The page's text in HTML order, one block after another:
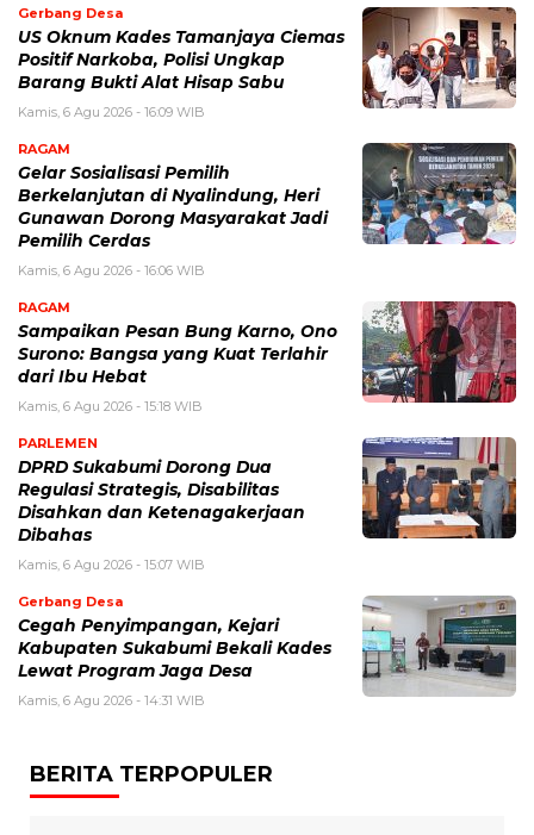
Gerbang Desa
US Oknum Kades Tamanjaya Ciemas
Positif Narkoba, Polisi Ungkap
Barang Bukti Alat Hisap Sabu
Kamis, 6 Agu 2026 - 16:09 WIB
RAGAM
Gelar Sosialisasi Pemilih
Berkelanjutan di Nyalindung, Heri
Gunawan Dorong Masyarakat Jadi
Pemilih Cerdas
Kamis, 6 Agu 2026 - 16:06 WIB
RAGAM
Sampaikan Pesan Bung Karno, Ono
Surono: Bangsa yang Kuat Terlahir
dari Ibu Hebat
Kamis, 6 Agu 2026 - 15:18 WIB
PARLEMEN
DPRD Sukabumi Dorong Dua
Regulasi Strategis, Disabilitas
Disahkan dan Ketenagakerjaan
Dibahas
Kamis, 6 Agu 2026 - 15:07 WIB
Gerbang Desa
Cegah Penyimpangan, Kejari
Kabupaten Sukabumi Bekali Kades
Lewat Program Jaga Desa
Kamis, 6 Agu 2026 - 14:31 WIB
BERITA TERPOPULER